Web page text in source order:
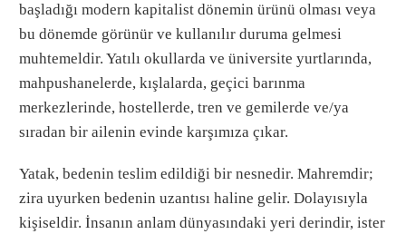
başladığı modern kapitalist dönemin ürünü olması veya
bu dönemde görünür ve kullanılır duruma gelmesi
muhtemeldir. Yatılı okullarda ve üniversite yurtlarında,
mahpushanelerde, kışlalarda, geçici barınma
merkezlerinde, hostellerde, tren ve gemilerde ve/ya
sıradan bir ailenin evinde karşımıza çıkar.
Yatak, bedenin teslim edildiği bir nesnedir. Mahremdir;
zira uyurken bedenin uzantısı haline gelir. Dolayısıyla
kişiseldir. İnsanın anlam dünyasındaki yeri derindir, ister